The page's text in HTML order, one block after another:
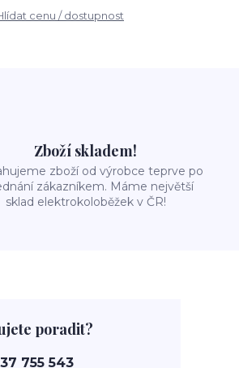
cenu / dostupnost
Zboží skladem!
zboží od výrobce teprve po
zákazníkem. Máme největší
sklad elektrokoloběžek v ČR!
poradit?
755 543